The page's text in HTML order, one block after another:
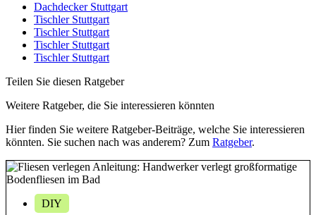
Dachdecker Stuttgart
Tischler Stuttgart
Tischler Stuttgart
Tischler Stuttgart
Tischler Stuttgart
Teilen Sie diesen Ratgeber
Weitere Ratgeber, die Sie interessieren könnten
Hier finden Sie weitere Ratgeber-Beiträge, welche Sie interessieren
könnten. Sie suchen nach was anderem? Zum Ratgeber.
DIY